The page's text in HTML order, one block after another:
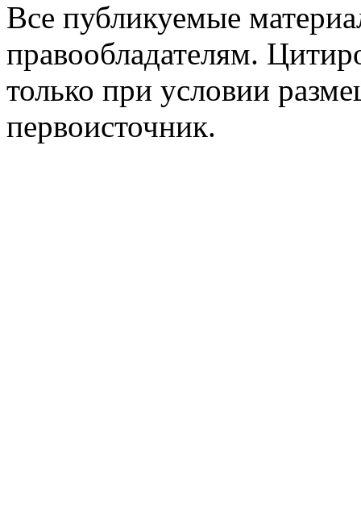
Все публикуемые
правообладателям.
только при условии
первоисточник.